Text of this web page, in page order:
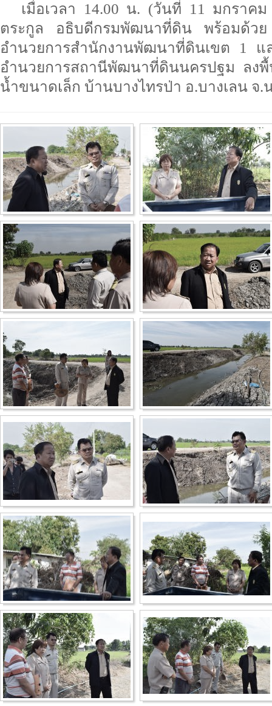
เมื่อเวลา 14.00 น. (วันที่ 11 มกราคม
ตระกูล อธิบดีกรมพัฒนาที่ดิน พร้อมด้ว
อำนวยการสำนักงานพัฒนาที่ดินเขต 1
อำนวยการสถานีพัฒนาที่ดินนครปฐม ลงพื้
น้ำขนาดเล็ก บ้านบางไทรป่า อ.บางเลน จ.